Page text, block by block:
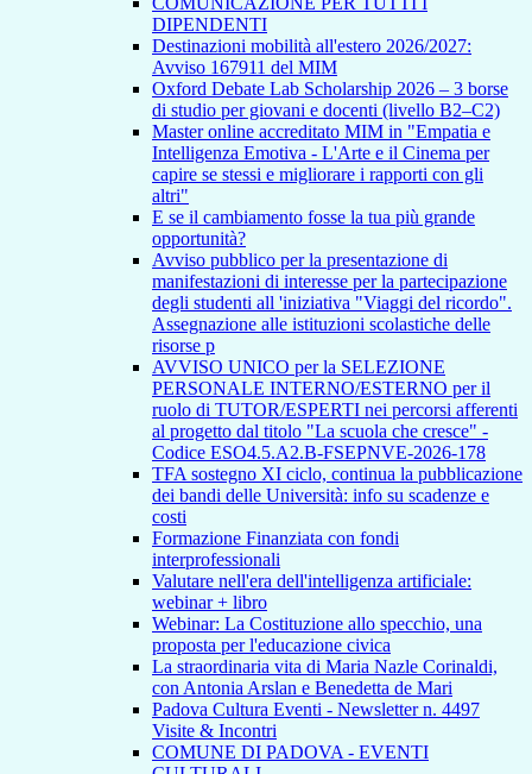
DIPENDENTI
Destinazioni mobilità all'estero 2026/2027:
Avviso 167911 del MIM
Oxford Debate Lab Scholarship 2026 – 3 borse
di studio per giovani e docenti (livello B2–C2)
Master online accreditato MIM in "Empatia e
Intelligenza Emotiva - L'Arte e il Cinema per
capire se stessi e migliorare i rapporti con gli
altri"
E se il cambiamento fosse la tua più grande
opportunità?
Avviso pubblico per la presentazione di
manifestazioni di interesse per la partecipazione
degli studenti all 'iniziativa "Viaggi del ricordo".
Assegnazione alle istituzioni scolastiche delle
risorse p
AVVISO UNICO per la SELEZIONE
PERSONALE INTERNO/ESTERNO per il
ruolo di TUTOR/ESPERTI nei percorsi afferenti
al progetto dal titolo "La scuola che cresce" -
Codice ESO4.5.A2.B-FSEPNVE-2026-178
TFA sostegno XI ciclo, continua la pubblicazione
dei bandi delle Università: info su scadenze e
costi
Formazione Finanziata con fondi
interprofessionali
Valutare nell'era dell'intelligenza artificiale:
webinar + libro
Webinar: La Costituzione allo specchio, una
proposta per l'educazione civica
La straordinaria vita di Maria Nazle Corinaldi,
con Antonia Arslan e Benedetta de Mari
Padova Cultura Eventi - Newsletter n. 4497
Visite & Incontri
COMUNE DI PADOVA - EVENTI